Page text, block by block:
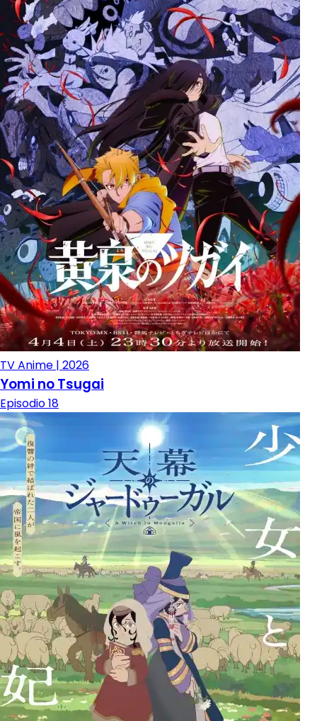
TV Anime | 2026
Yomi no Tsugai
Episodio 18